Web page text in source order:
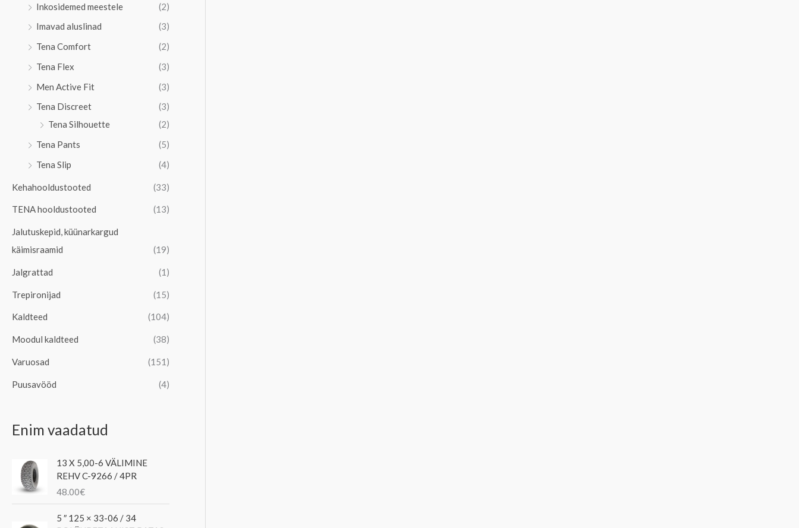
Inkosidemed meestele
(2)
Imavad aluslinad
(3)
Tena Comfort
(2)
Tena Flex
(3)
Men Active Fit
(3)
Tena Discreet
(3)
Tena Silhouette
(2)
Tena Pants
(5)
Tena Slip
(4)
Kehahooldustooted (33)
TENA hooldustooted (13)
Jalutuskepid, küünarkargud
käimisraamid
(19)
Jalgrattad (1)
Trepironijad (15)
Kaldteed (104)
Moodul kaldteed (38)
Varuosad (151)
Puusavööd (4)
Enim vaadatud
13 X 5,00-6 VÄLIMINE
REHV C-9266 / 4PR
48.00€
5 ″ 125 × 33-06 / 34